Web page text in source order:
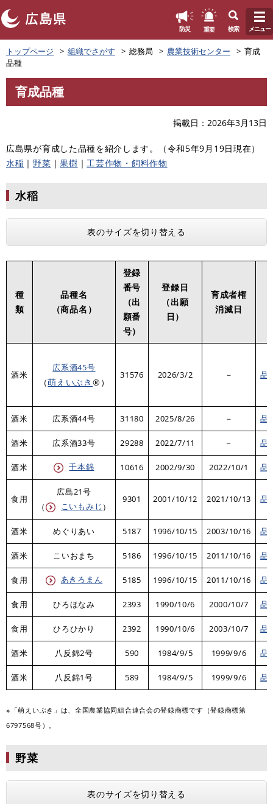
ペ
ー
ジ
の
頭
。
防災 重要 検索 メニュー
トップページ 組織でさがす 総務局 農業技術センター
育成
品種
文
育成品種
掲載日 2026年3月13日
広島県が育成した品種を紹介します。（令和5年9月19日現在）
水稲 ｜ 野菜 ｜果樹 ｜ 工芸作物・飼料作物
水稲
表のサイズを切り替える
種
類
品種名
（商品名）
登録
番号
（出
願番
号）
登録日
（出願
日）
育成者権
消滅日
酒米
広系酒45号
（萌えいぶき ®）
31576 2026/3/2 － 品
酒米 広系酒44号 31180 2025/8/26 － 品
酒米 ​広系酒33号 ​29288 ​2022/7/11 － 品
酒米 千本錦 10616 2002/9/30 2022/10/1 品
食用
広島21号
（
こいもみじ ）
9301 2001/10/12 2021/10/13 品
酒米 めぐりあい 5187 1996/10/15 2003/10/16 品
酒米 こいおまち 5186 1996/10/15 2011/10/16 品
食用 あきろまん 5185 1996/10/15 2011/10/16 品
食用 ひろほなみ 2393 1990/10/6 2000/10/7 品
食用 ひろひかり 2392 1990/10/6 2003/10/7 品
酒米 八反錦2号 590 1984/9/5 1999/9/6 品
酒米 八反錦1号 589 1984/9/5 1999/9/6 品
※「萌えいぶき」は、全国農業協同組合連合会の登録商標です（登録商標第
6797568号​）。
野菜
表のサイズを切り替える